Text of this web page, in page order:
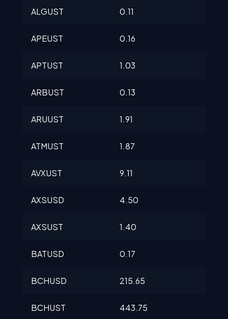
ALGUST 0.11
APEUST 0.16
APTUST 1.03
ARBUST 0.13
ARUUST 1.91
ATMUST 1.87
AVXUST 9.11
AXSUSD 4.50
AXSUST 1.40
BATUSD 0.17
BCHUSD 215.65
BCHUST 443.75